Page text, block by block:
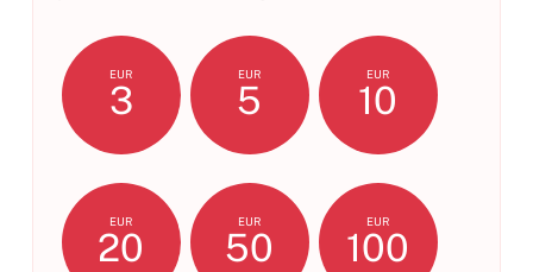
EUR
3
EUR
5
EUR
10
EUR
20
EUR
50
EUR
100